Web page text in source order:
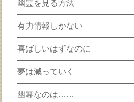
幽霊を見る方法
有力情報しかない
喜ばしいはずなのに
夢は減っていく
幽霊なのは……